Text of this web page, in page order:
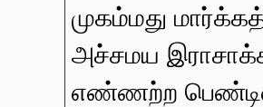
முகம்மது
அச்சமய
எண்ணற்ற